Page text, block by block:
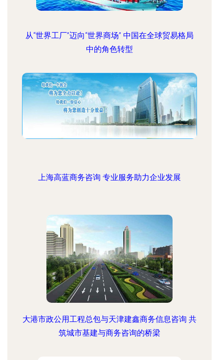
从“世界工厂”迈向“世界商场” 中国在全球贸易格局
中的角色转型
上海高蓝商务咨询 专业服务助力企业发展
大港市政公用工程总包与天津建鑫商务信息咨询 共
筑城市基建与商务咨询的桥梁